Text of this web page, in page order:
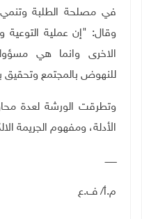
في مصلحة الطلبة وتنمي
وقال: "إن عملية
الاخرى وانما هي
للنهوض بالمجتمع وتحقيق
وتطرقت الورشة لعدة
الأدلة، ومفهوم الجريمة
ــــــــ
م.أ/ ف.ع